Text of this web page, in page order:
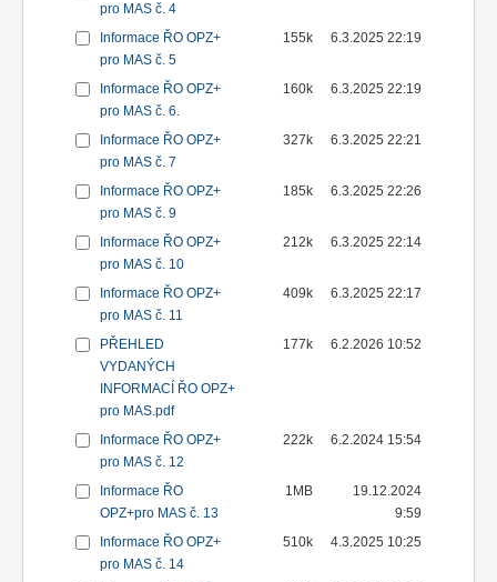
pro MAS č. 4
Informace ŘO OPZ+
pro MAS č. 5
155k 6.3.2025 22:19
Informace ŘO OPZ+
pro MAS č. 6.
160k 6.3.2025 22:19
Informace ŘO OPZ+
pro MAS č. 7
327k 6.3.2025 22:21
Informace ŘO OPZ+
pro MAS č. 9
185k 6.3.2025 22:26
Informace ŘO OPZ+
pro MAS č. 10
212k 6.3.2025 22:14
Informace ŘO OPZ+
pro MAS č. 11
409k 6.3.2025 22:17
PŘEHLED
VYDANÝCH
INFORMACÍ ŘO OPZ+
pro MAS.pdf
177k 6.2.2026 10:52
Informace ŘO OPZ+
pro MAS č. 12
222k 6.2.2024 15:54
Informace ŘO
OPZ+pro MAS č. 13
1MB
19.12.2024
9:59
Informace ŘO OPZ+
pro MAS č. 14
510k 4.3.2025 10:25